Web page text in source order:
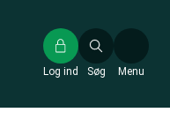
Søg
Log ind Menu